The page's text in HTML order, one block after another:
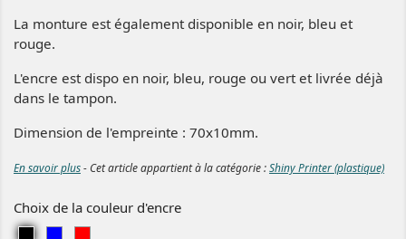
La monture est également disponible en noir, bleu et
rouge.
L'encre est dispo en noir, bleu, rouge ou vert et livrée déjà
dans le tampon.
Dimension de l'empreinte : 70x10mm.
En savoir plus- Cet article appartient à la catégorie :Shiny Printer (plastique)
Choix de la couleur d'encre